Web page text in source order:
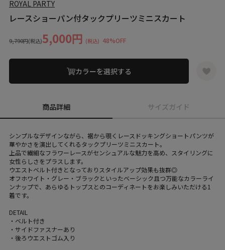
ROYAL PARTY
レースショーパン付タックプリーツミニスカート
9,790円(税込)5,000円 (税込) 48%OFF
カラーを選択する
商品詳細 サイズガイド
シンプルなデザインながら、裾から覗くレースドッキングショートパンツが
華やかさを演出してくれるタックプリーツミニスカート。
上品で繊細なフラワーレースがセンシュアルな魅力を高め、スタイリングに
女性らしさをプラスします。
ウエストベルト付きとなっておりスタイルアップ効果も抜群◎
オフホワイト・グレー・ブラックといったベーシック且つ万能なカラーライ
ンナップで、あらゆるトップスとのコーディネートをお楽しみいただける1
着です。
DETAIL
・ベルト付き
・サイドファスナーあり
・後ろウエストゴム入り